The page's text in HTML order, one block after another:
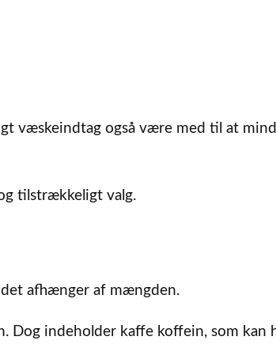
væskeindtag også være med til at
tilstrækkeligt valg.
afhænger af mængden.
indeholder kaffe koffein, som kan